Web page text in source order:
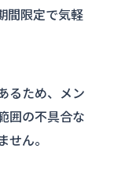
間限定で気軽
るため、メン
囲の不具合な
せん。